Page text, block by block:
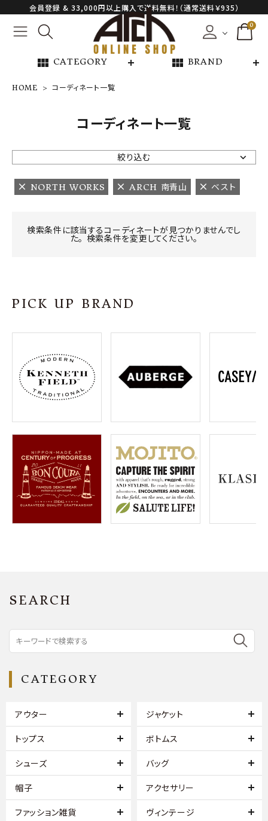
会員登録 & 33,000円以上購入で送料無料！（通常送料￥935）
0
view_module CATEGORY view_module BRAND
NEW ARRIVAL
ARCH EXCLUSIVE
BRAND
INFORMATION
ご利用ガイド
プライバシーポリシー
特定商取引法について
お問い合わせ
OFFICIAL WEB SITE
ACCOUNT MENU
ようこそ ゲスト 様
meeting_room ログイン 会員登録
HOME コーディネート一覧
コーディネート一覧
絞り込む
NORTH WORKS ARCH 南青山 ベスト
検索条件に該当するコーディネートが見つかりませんでし
た。 検索条件を変更してください。
PICK UP BRAND
SEARCH
CATEGORY
アウター ジャケット
トップス ボトムス
シューズ バッグ
帽子 アクセサリー
ファッション雑貨 ヴィンテージ